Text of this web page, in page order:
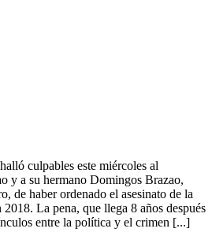
culpables este miércoles al
y a su hermano Domingos Brazao,
de haber ordenado el asesinato de la
La pena, que llega 8 años después
entre la política y el crimen [...]